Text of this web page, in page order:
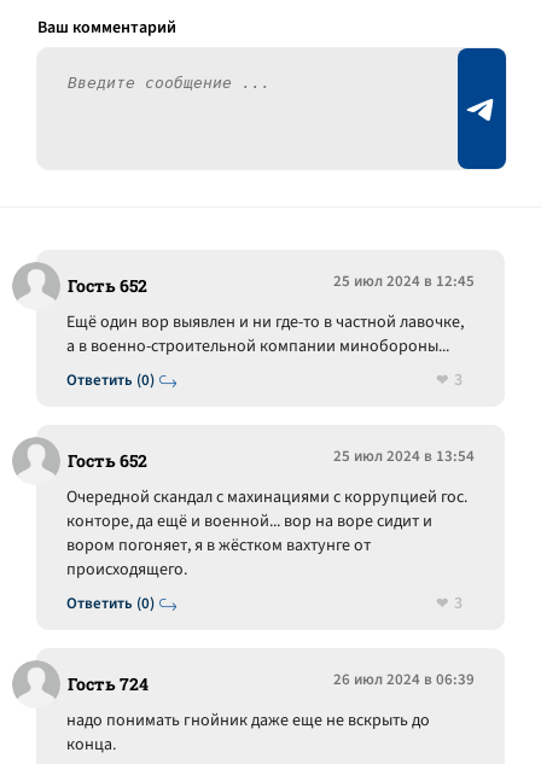
Гость 652 25 июл 2024 в 12:45
Ответить (0)
Ещё один вор выявлен и ни где-то в частной лавочке,
а в военно-строительной компании минобороны...
3
Гость 652 25 июл 2024 в 13:54
Ответить (0)
Очередной скандал с махинациями с коррупцией гос.
конторе, да ещё и военной... вор на воре сидит и
вором погоняет, я в жёстком вахтунге от
происходящего.
3
Гость 724 26 июл 2024 в 06:39
надо понимать гнойник даже еще не вскрыть до
конца.